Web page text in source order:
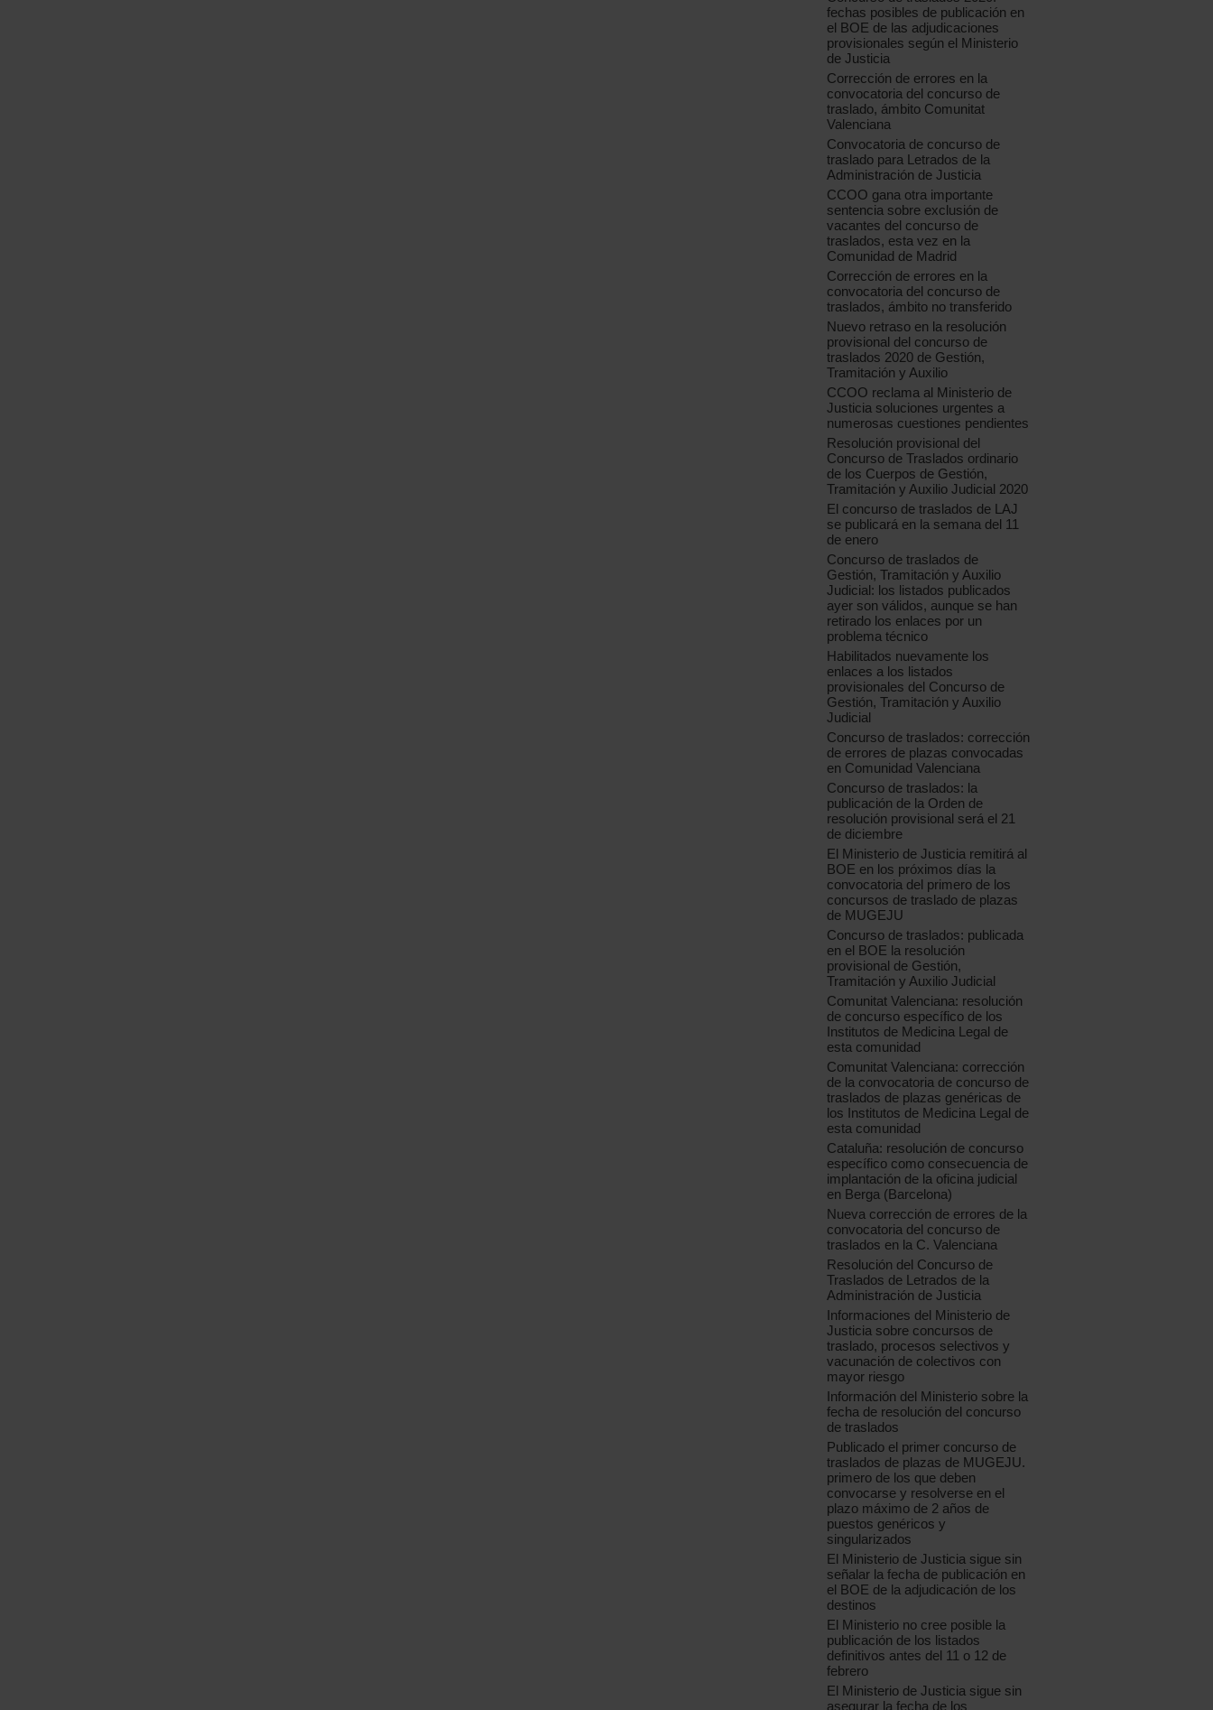
fechas posibles de publicación en
el BOE de las adjudicaciones
provisionales según el Ministerio
de Justicia
Corrección de errores en la
convocatoria del concurso de
traslado, ámbito Comunitat
Valenciana
Convocatoria de concurso de
traslado para Letrados de la
Administración de Justicia
CCOO gana otra importante
sentencia sobre exclusión de
vacantes del concurso de
traslados, esta vez en la
Comunidad de Madrid
Corrección de errores en la
convocatoria del concurso de
traslados, ámbito no transferido
Nuevo retraso en la resolución
provisional del concurso de
traslados 2020 de Gestión,
Tramitación y Auxilio
CCOO reclama al Ministerio de
Justicia soluciones urgentes a
numerosas cuestiones pendientes
Resolución provisional del
Concurso de Traslados ordinario
de los Cuerpos de Gestión,
Tramitación y Auxilio Judicial 2020
El concurso de traslados de LAJ
se publicará en la semana del 11
de enero
Concurso de traslados de
Gestión, Tramitación y Auxilio
Judicial: los listados publicados
ayer son válidos, aunque se han
retirado los enlaces por un
problema técnico
Habilitados nuevamente los
enlaces a los listados
provisionales del Concurso de
Gestión, Tramitación y Auxilio
Judicial
Concurso de traslados: corrección
de errores de plazas convocadas
en Comunidad Valenciana
Concurso de traslados: la
publicación de la Orden de
resolución provisional será el 21
de diciembre
El Ministerio de Justicia remitirá al
BOE en los próximos días la
convocatoria del primero de los
concursos de traslado de plazas
de MUGEJU
Concurso de traslados: publicada
en el BOE la resolución
provisional de Gestión,
Tramitación y Auxilio Judicial
Comunitat Valenciana: resolución
de concurso específico de los
Institutos de Medicina Legal de
esta comunidad
Comunitat Valenciana: corrección
de la convocatoria de concurso de
traslados de plazas genéricas de
los Institutos de Medicina Legal de
esta comunidad
Cataluña: resolución de concurso
específico como consecuencia de
implantación de la oficina judicial
en Berga (Barcelona)
Nueva corrección de errores de la
convocatoria del concurso de
traslados en la C. Valenciana
Resolución del Concurso de
Traslados de Letrados de la
Administración de Justicia
Informaciones del Ministerio de
Justicia sobre concursos de
traslado, procesos selectivos y
vacunación de colectivos con
mayor riesgo
Información del Ministerio sobre la
fecha de resolución del concurso
de traslados
Publicado el primer concurso de
traslados de plazas de MUGEJU.
primero de los que deben
convocarse y resolverse en el
plazo máximo de 2 años de
puestos genéricos y
singularizados
El Ministerio de Justicia sigue sin
señalar la fecha de publicación en
el BOE de la adjudicación de los
destinos
El Ministerio no cree posible la
publicación de los listados
definitivos antes del 11 o 12 de
febrero
El Ministerio de Justicia sigue sin
asegurar la fecha de los